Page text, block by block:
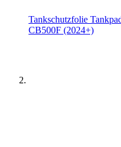
Tankschutzfolie
CB500F (2024+)